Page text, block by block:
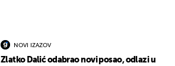
NOVI IZAZOV
Zlatko Dalić odabrao novi posao, odlazi u